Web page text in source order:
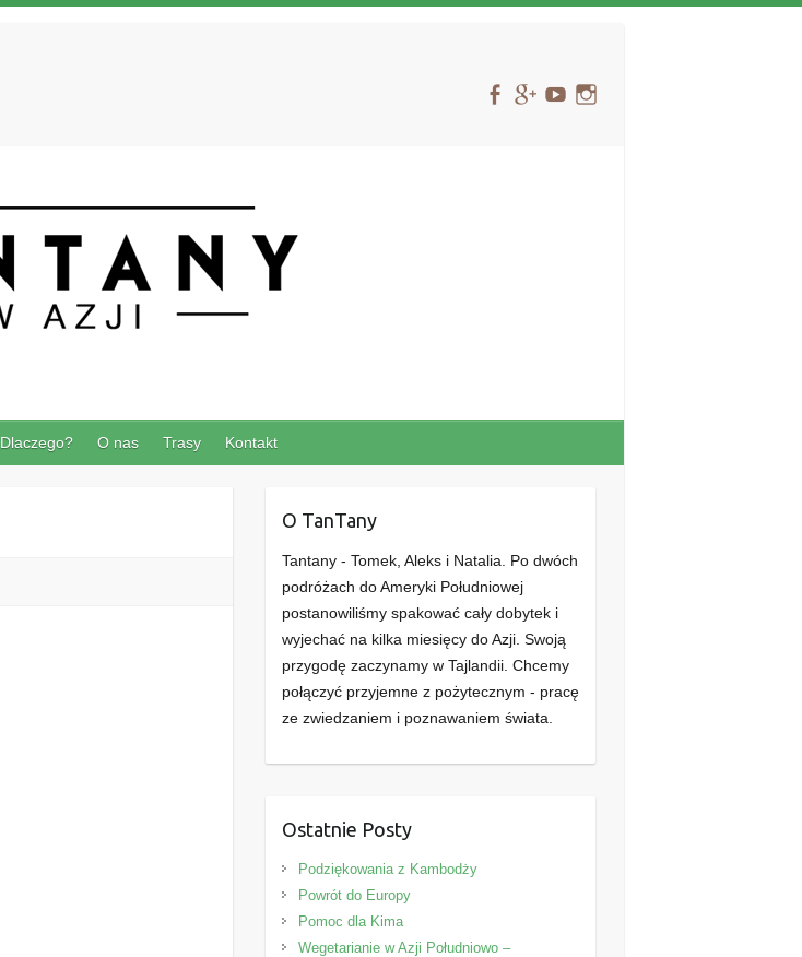
Dlaczego? O nas Trasy Kontakt
O TanTany
Tantany - Tomek, Aleks i Natalia. Po dwóch
podróżach do Ameryki Południowej
postanowiliśmy spakować cały dobytek i
wyjechać na kilka miesięcy do Azji. Swoją
przygodę zaczynamy w Tajlandii. Chcemy
połączyć przyjemne z pożytecznym - pracę
ze zwiedzaniem i poznawaniem świata.
Ostatnie Posty
Podziękowania z Kambodży
Powrót do Europy
Pomoc dla Kima
Wegetarianie w Azji Południowo –